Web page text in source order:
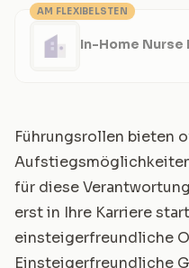
AM FLEXIBELSTEN
In-Home
Führungsrollen bieten
für diese
erst in Ihre Karriere
einsteigerfreundliche
Einsteigerfreundliche